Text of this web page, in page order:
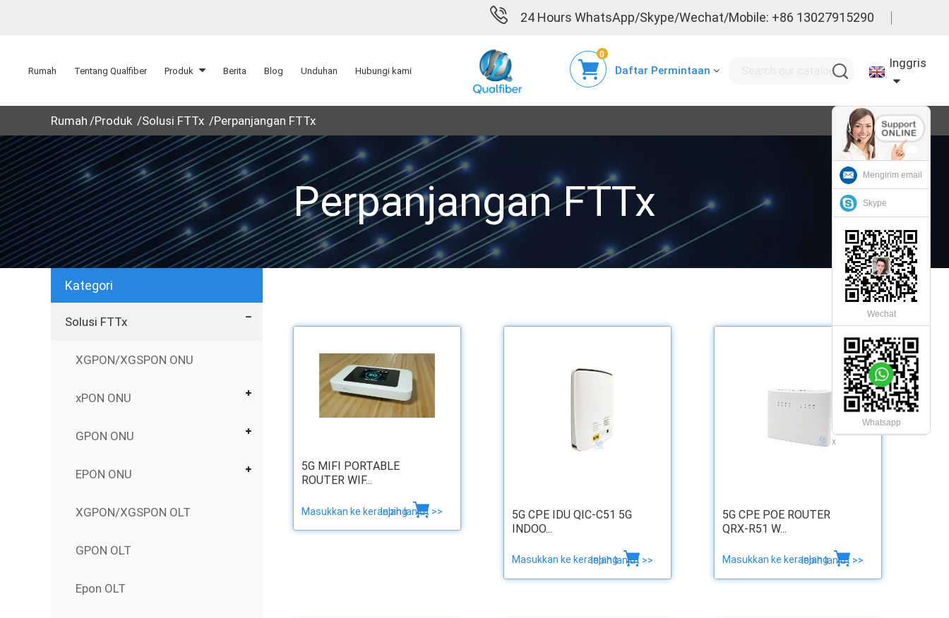
24 Hours WhatsApp/Skype/Wechat/Mobile: +86 13027915290
Rumah Tentang Qualfiber Produk Berita Blog Unduhan Hubungi kami Daftar Permintaan
0
Inggris
Rumah Produk Solusi FTTx Perpanjangan FTTx
Perpanjangan FTTx
Kategori
Solusi FTTx
XGPON/XGSPON ONU
xPON ONU
GPON ONU
EPON ONU
XGPON/XGSPON OLT
GPON OLT
Epon OLT
5G MIFI PORTABLE
ROUTER WIF...
Masukkan ke keranjanglebih lanjut >>
5G CPE IDU QIC-C51 5G
INDOO...
Masukkan ke keranjanglebih lanjut >>
5G CPE POE ROUTER
QRX-R51 W...
Masukkan ke keranjanglebih lanjut >>
Mengirim email
Skype
Wechat
Whatsapp
x